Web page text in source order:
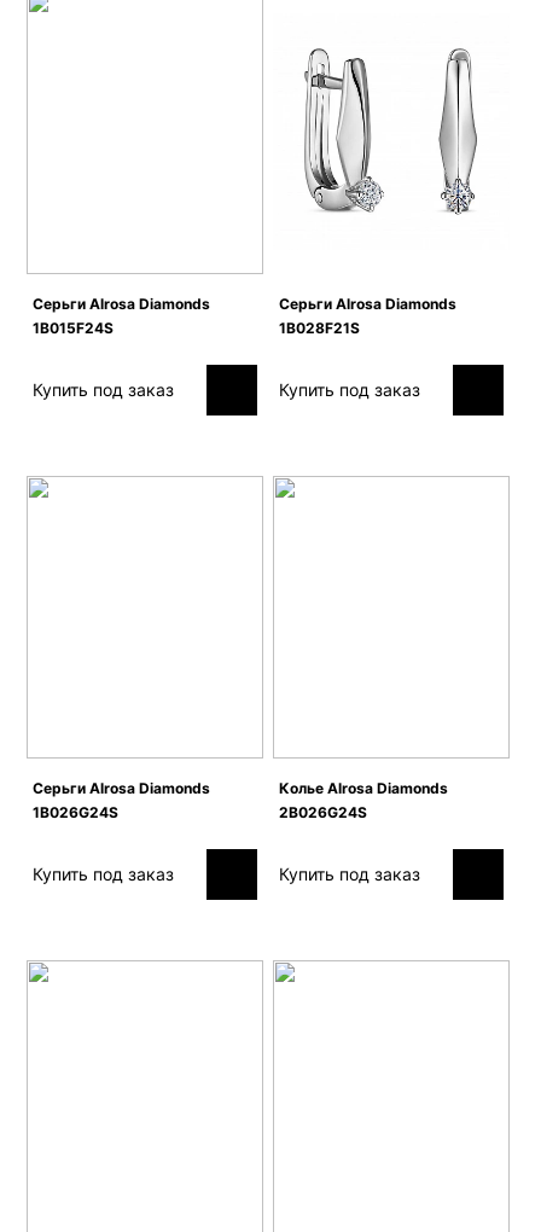
Серьги Alrosa Diamonds
1B015F24S
Купить под заказ
Серьги Alrosa Diamonds
1B028F21S
Купить под заказ
Серьги Alrosa Diamonds
1B026G24S
Купить под заказ
Колье Alrosa Diamonds
2B026G24S
Купить под заказ